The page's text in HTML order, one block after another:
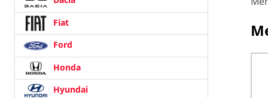
Fiat
Ford
Honda
Hyundai